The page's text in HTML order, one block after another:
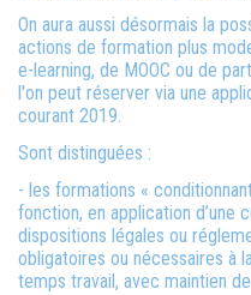
On aura aussi désormais la
actions de formation plus
e-learning, de MOOC ou de
l'on peut réserver via une
courant 2019.
Sont distinguées :
- les formations «
fonction, en application d’une
dispositions légales ou
obligatoires ou nécessaires à
temps travail, avec maintien